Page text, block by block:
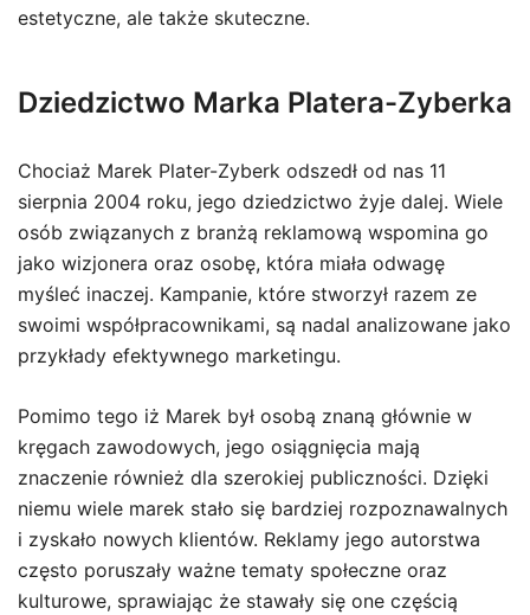
estetyczne, ale także skuteczne.
Dziedzictwo Marka Platera-Zyberka
Chociaż Marek Plater-Zyberk odszedł od nas 11
sierpnia 2004 roku, jego dziedzictwo żyje dalej. Wiele
osób związanych z branżą reklamową wspomina go
jako wizjonera oraz osobę, która miała odwagę
myśleć inaczej. Kampanie, które stworzył razem ze
swoimi współpracownikami, są nadal analizowane jako
przykłady efektywnego marketingu.
Pomimo tego iż Marek był osobą znaną głównie w
kręgach zawodowych, jego osiągnięcia mają
znaczenie również dla szerokiej publiczności. Dzięki
niemu wiele marek stało się bardziej rozpoznawalnych
i zyskało nowych klientów. Reklamy jego autorstwa
często poruszały ważne tematy społeczne oraz
kulturowe, sprawiając że stawały się one częścią